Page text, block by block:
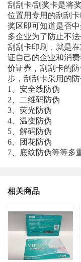
刮刮卡/刮奖卡是将
位置用专用的刮刮
奖区即可知道是否
多企业为了防止不
刮刮卡印刷，就是
证自己的企业和消费
价证券，刮刮卡的
步，刮刮卡采用的
1、安全线防伪
2、二维码防伪
3、荧光防伪
4、温变防伪
5、解码防伪
6、团花防伪
7、底纹防伪等等多
相关商品